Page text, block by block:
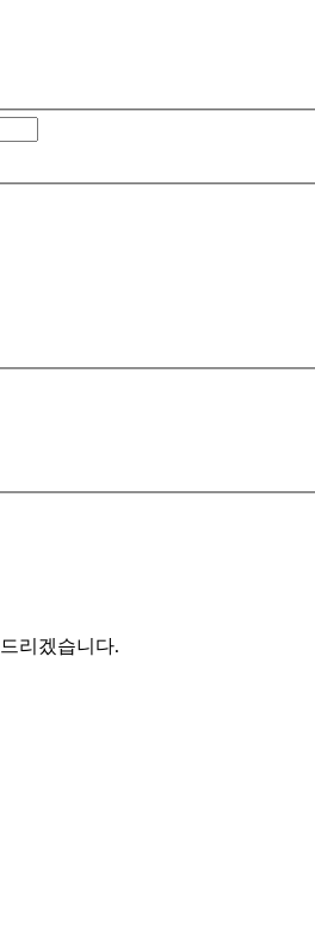
리겠습니다.